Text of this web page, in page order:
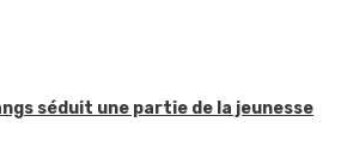
séduit une partie de la jeunesse